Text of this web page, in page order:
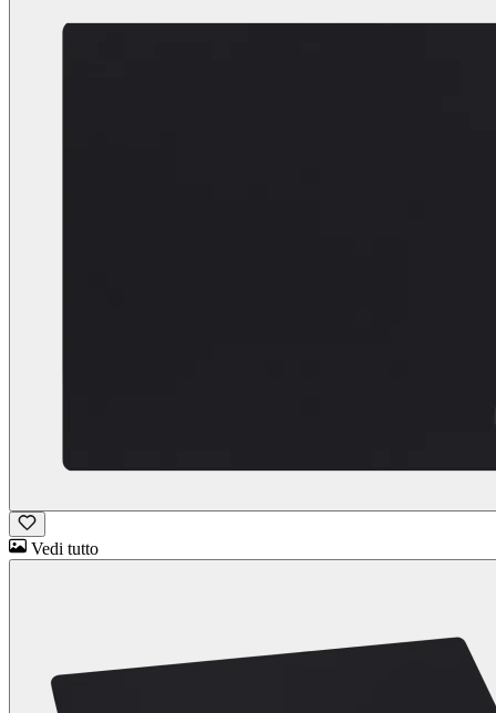
Vedi tutto